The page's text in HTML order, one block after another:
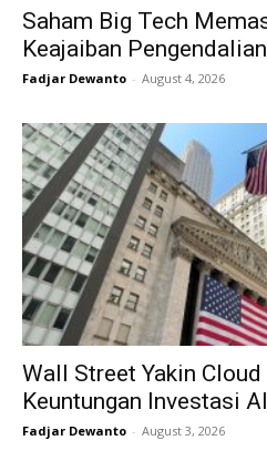
Saham Big Tech
Keajaiban
Fadjar Dewanto - August 4, 2026
Wall Street Yakin
Keuntungan Investasi AI
Fadjar Dewanto - August 3, 2026